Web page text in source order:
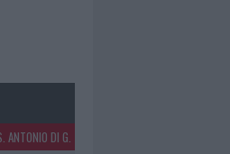
ANTONIO DI G.